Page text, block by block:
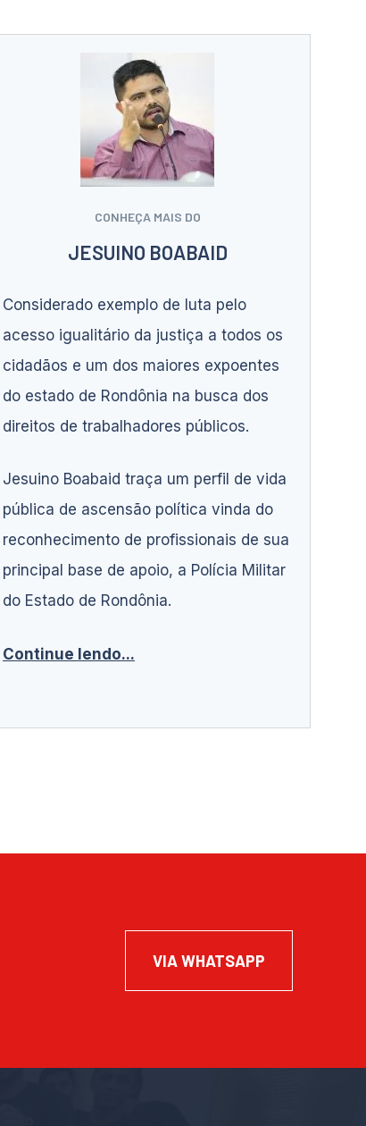
CONHEÇA MAIS DO
JESUINO BOABAID
Considerado exemplo de luta pelo
acesso igualitário da justiça a todos os
cidadãos e um dos maiores expoentes
do estado de Rondônia na busca dos
direitos de trabalhadores públicos.
Jesuino Boabaid traça um perfil de vida
pública de ascensão política vinda do
reconhecimento de profissionais de sua
principal base de apoio, a Polícia Militar
do Estado de Rondônia.
Continue lendo...
VIA WHATSAPP